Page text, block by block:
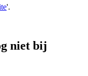
'.
niet bij